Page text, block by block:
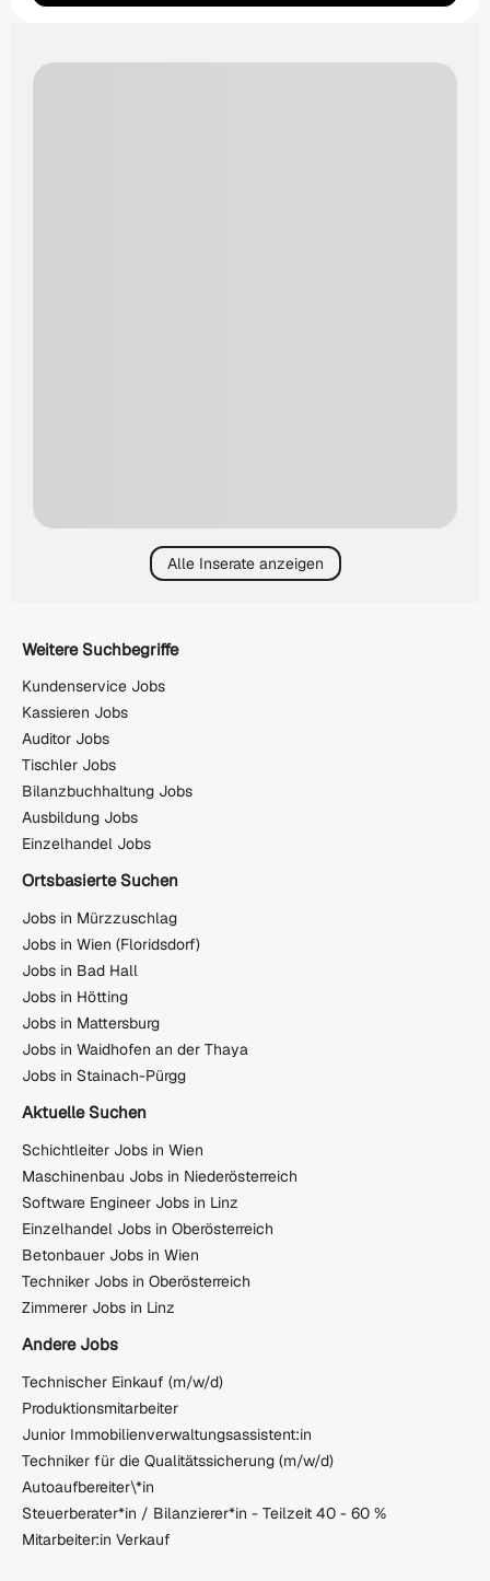
Alle Inserate anzeigen
Weitere Suchbegriffe
Kundenservice Jobs
Kassieren Jobs
Auditor Jobs
Tischler Jobs
Bilanzbuchhaltung Jobs
Ausbildung Jobs
Einzelhandel Jobs
Ortsbasierte Suchen
Jobs in Mürzzuschlag
Jobs in Wien (Floridsdorf)
Jobs in Bad Hall
Jobs in Hötting
Jobs in Mattersburg
Jobs in Waidhofen an der Thaya
Jobs in Stainach-Pürgg
Aktuelle Suchen
Schichtleiter Jobs in Wien
Maschinenbau Jobs in Niederösterreich
Software Engineer Jobs in Linz
Einzelhandel Jobs in Oberösterreich
Betonbauer Jobs in Wien
Techniker Jobs in Oberösterreich
Zimmerer Jobs in Linz
Andere Jobs
Technischer Einkauf (m/w/d)
Produktionsmitarbeiter
Junior Immobilienverwaltungsassistent:in
Techniker für die Qualitätssicherung (m/w/d)
Autoaufbereiter\*in
Steuerberater*in / Bilanzierer*in - Teilzeit 40 - 60 %
Mitarbeiter:in Verkauf